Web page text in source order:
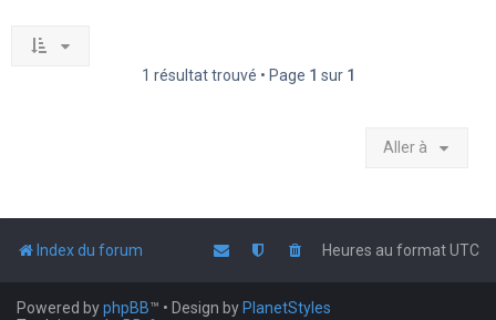
1 résultat trouvé • Page 1 sur 1
Aller à
Index du forum Heures au formatUTC
Powered byphpBB™ • Design by PlanetStyles